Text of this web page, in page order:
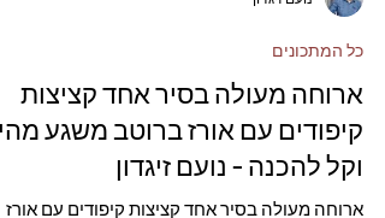
נועם זיגדון
כל המתכונים
ארוחה מעולה בסיר אחד קציצות